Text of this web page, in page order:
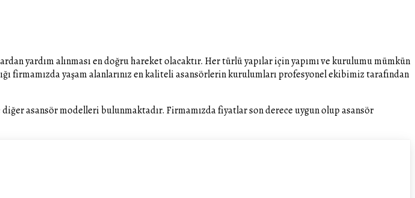
yardım alınması en doğru hareket olacaktır. Her türlü yapılar için yapımı ve kurulumu mümkün
firmamızda yaşam alanlarınız en kaliteli asansörlerin kurulumları profesyonel ekibimiz tarafından
diğer asansör modelleri bulunmaktadır. Firmamızda fiyatlar son derece uygun olup asansör